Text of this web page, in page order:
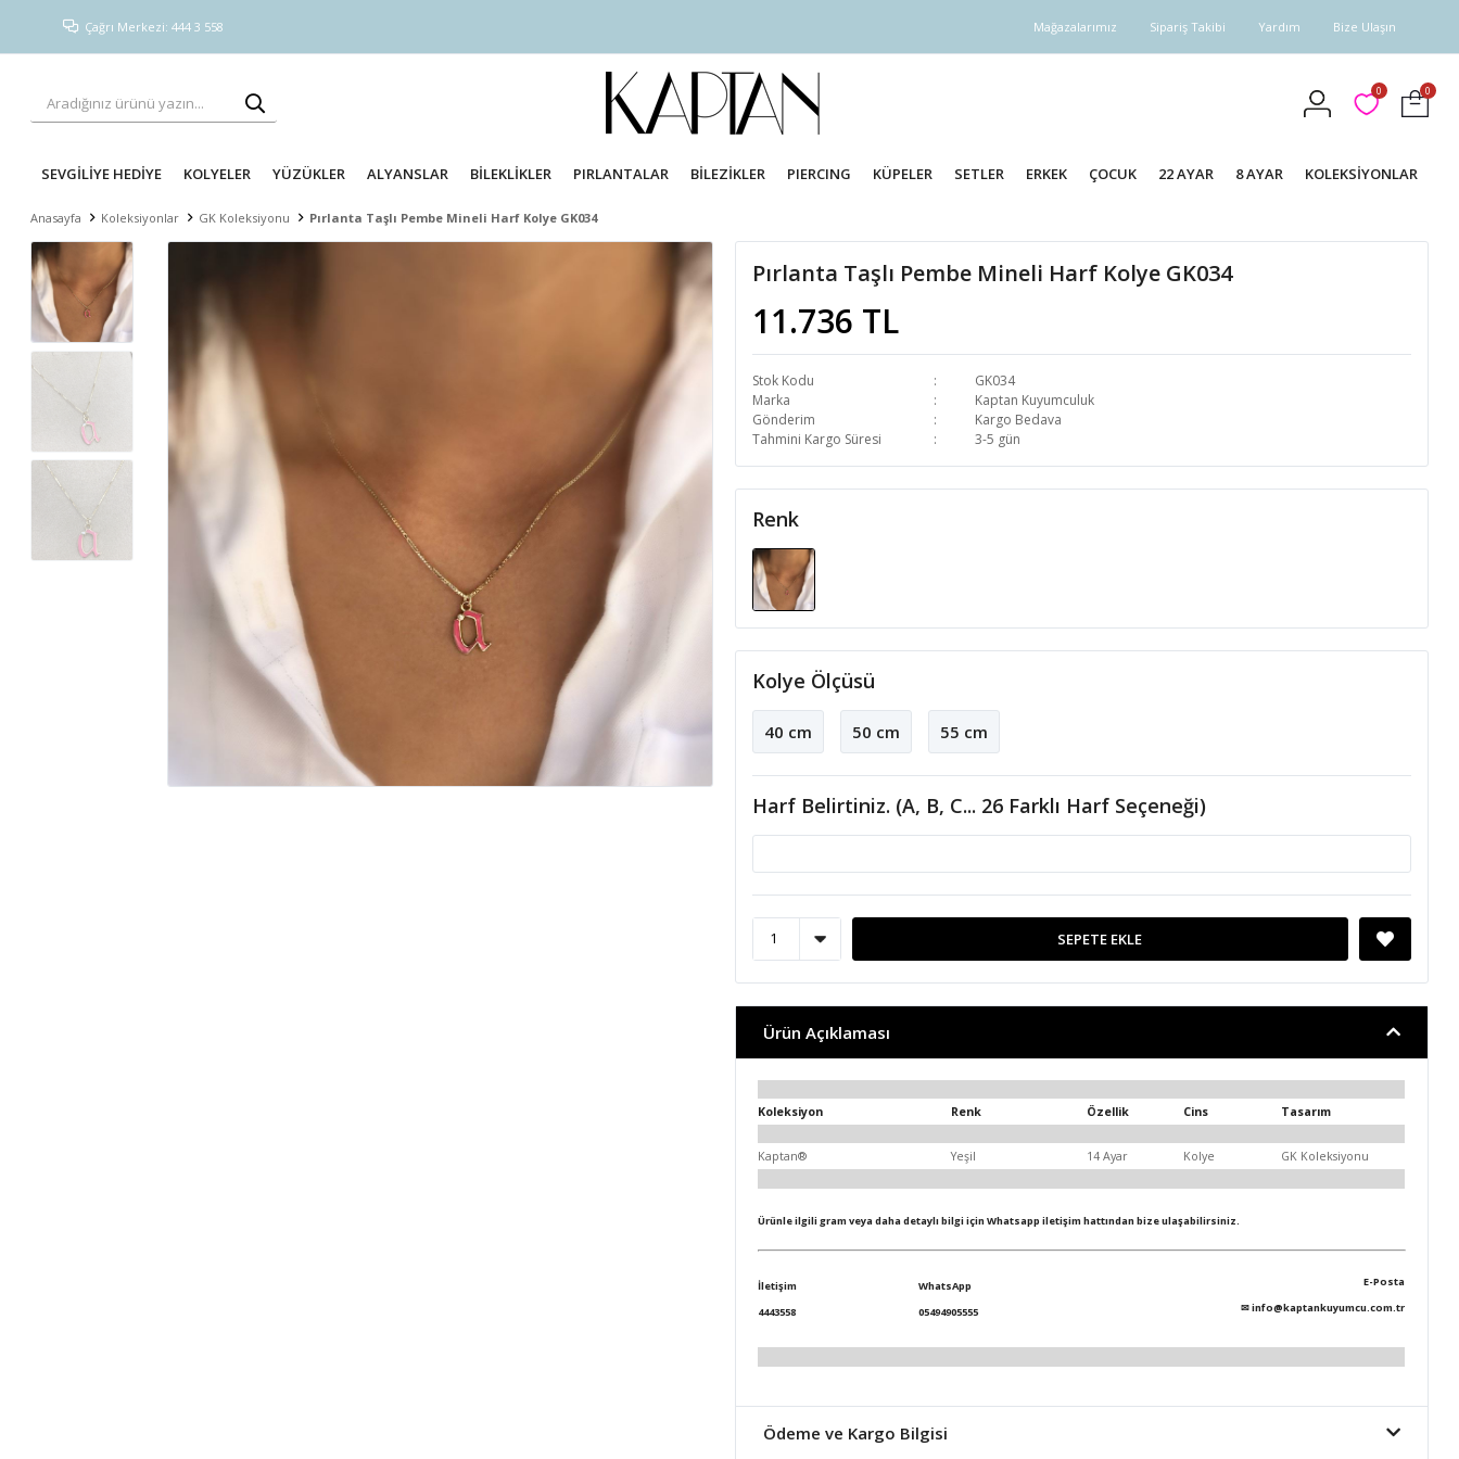
Çağrı Merkezi: 444 3 558 Mağazalarımız Sipariş Takibi Yardım Bize Ulaşın
0 0
SEVGİLİYE HEDİYE KOLYELER YÜZÜKLER ALYANSLAR BİLEKLİKLER PIRLANTALAR BİLEZİKLER PIERCING KÜPELER SETLER ERKEK ÇOCUK 22 AYAR 8 AYAR KOLEKSİYONLAR
Anasayfa Koleksiyonlar GK Koleksiyonu Pırlanta Taşlı Pembe Mineli Harf Kolye GK034
Pırlanta Taşlı Pembe Mineli Harf Kolye GK034
11.736 TL
Stok Kodu
GK034
Marka
Kaptan Kuyumculuk
Gönderim
Kargo Bedava
Tahmini Kargo Süresi
3-5 gün
Renk
Kolye Ölçüsü
40 cm 50 cm 55 cm
Harf Belirtiniz. (A, B, C... 26 Farklı Harf Seçeneği)
SEPETE EKLE
Ürün Açıklaması
Koleksiyon Renk Özellik Cins Tasarım
Kaptan® Yeşil 14 Ayar Kolye GK Koleksiyonu
Ürünle ilgili gram veya daha detaylı bilgi için Whatsapp iletişim hattından bize ulaşabilirsiniz.
İletişim
4443558
WhatsApp
05494905555
E-Posta
✉info@kaptankuyumcu.com.tr
Ödeme ve Kargo Bilgisi